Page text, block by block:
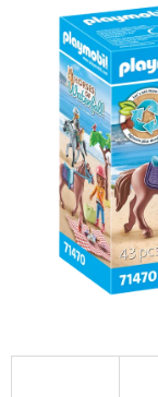
z
5
hvězdiček.